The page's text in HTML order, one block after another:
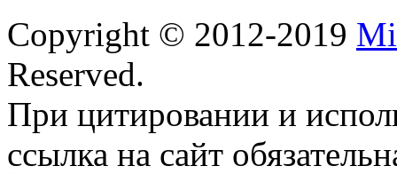
Copyright © 2012-2019
Reserved.
При цитировании и
ссылка на сайт